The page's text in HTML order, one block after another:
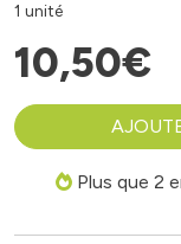
1 unité
10,50€
Plus que 2